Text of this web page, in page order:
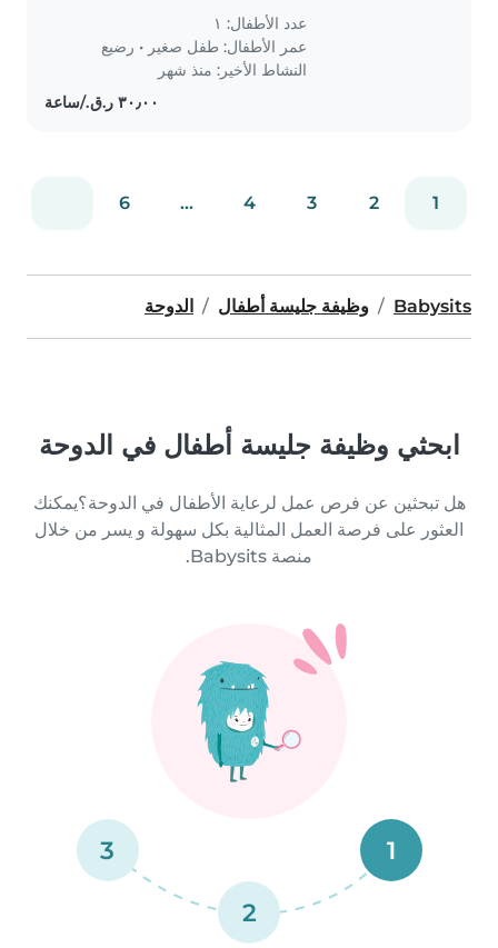
anni che si chiama Amir e uno di
9 anni che si chiama Adam.
Cerchiamo una babysitter che..
عدد الأطفال: ١
عمر الأطفال: طفل صغير • رضيع
النشاط الأخير: منذ شهر
1
2
3
4
...
6
Babysits وظيفة جليسة أطفال الدوحة
ابحثي وظيفة جليسة أطفال في الدوحة
هل تبحثين عن فرص عمل لرعاية الأطفال في الدوحة؟يمكنك
العثور على فرصة العمل المثالية بكل سهولة و يسر من خلال
منصة Babysits.
1
2
3